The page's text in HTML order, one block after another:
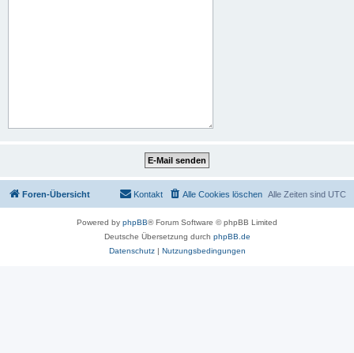
Foren-Übersicht Alle Zeiten sind UTC
Alle Cookies löschen
Kontakt
Powered by phpBB® Forum Software © phpBB Limited
Deutsche Übersetzung durch phpBB.de
Datenschutz| Nutzungsbedingungen